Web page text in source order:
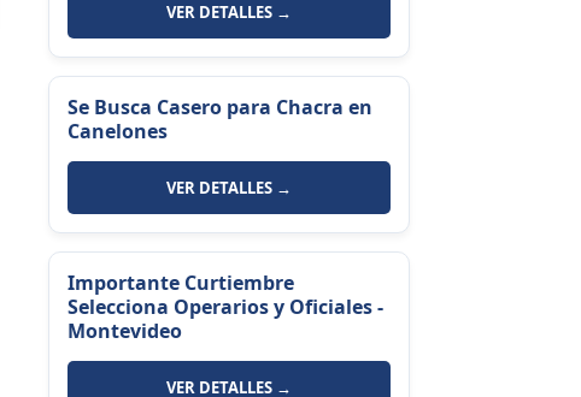
VER DETALLES →
Se Busca Casero para Chacra en
Canelones
VER DETALLES →
Importante Curtiembre
Selecciona Operarios y Oficiales -
Montevideo
VER DETALLES →